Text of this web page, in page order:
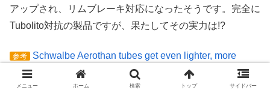
アップされ、リムブレーキ対応になったそうです。完全に
Tubolito対抗の製品ですが、果たしてその実力は!?
参考
Schwalbe Aerothan tubes get even lighter, more
durable, and rim brake compatible!
公式 Aerothan Tube – schwalbe.com
メニュー ホーム 検索 トップ サイドバー